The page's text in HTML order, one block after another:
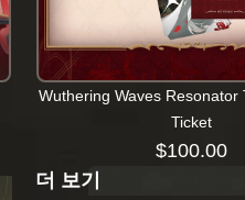
Wuthering Waves Resonator
Ticket
$100.00
더 보기